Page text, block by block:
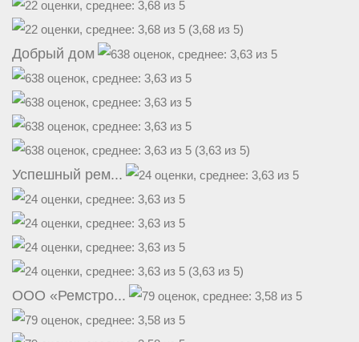
(3,68 из 5)
Добрый дом
(3,63 из 5)
Успешный рем...
(3,63 из 5)
ООО «Ремстро...